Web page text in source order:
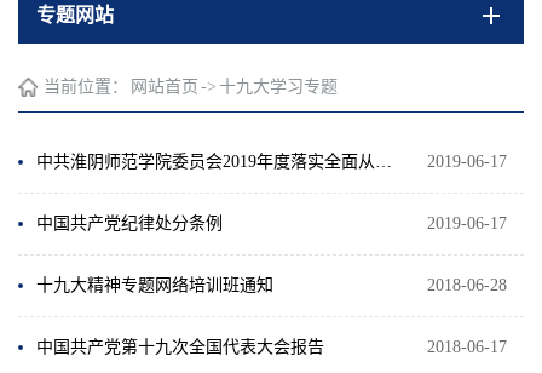
专题网站
当前位置： 网站首页 -> 十九大学习专题
2019-06-17
中共淮阴师范学院委员会2019年度落实全面从严治党主体责任清单的通知
2019-06-17
中国共产党纪律处分条例
2018-06-28
十九大精神专题网络培训班通知
2018-06-17
中国共产党第十九次全国代表大会报告